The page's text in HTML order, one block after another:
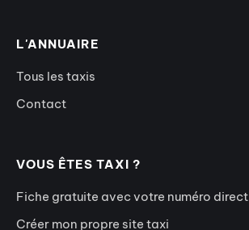
L'ANNUAIRE
Tous les taxis
Contact
VOUS ÊTES TAXI ?
Fiche gratuite avec votre numéro direct
Créer mon propre site taxi